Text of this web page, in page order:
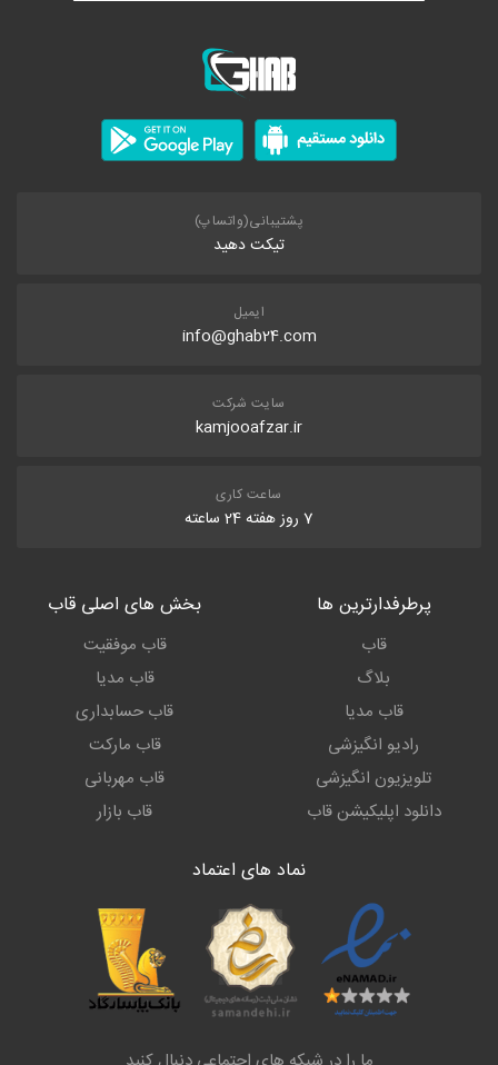
پشتیبانی(واتساپ)
تیکت دهید
ایمیل
info@ghab24.com
سایت شرکت
kamjooafzar.ir
ساعت کاری
7 روز هفته 24 ساعته
پرطرفدارترین ها
قاب
بلاگ
قاب مدیا
رادیو انگیزشی
تلویزیون انگیزشی
دانلود اپلیکیشن قاب
بخش های اصلی قاب
قاب موفقیت
قاب مدیا
قاب حسابداری
قاب مارکت
قاب مهربانی
قاب بازار
نماد های اعتماد